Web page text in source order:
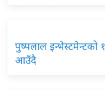
पुष्पलाल
आउँदै